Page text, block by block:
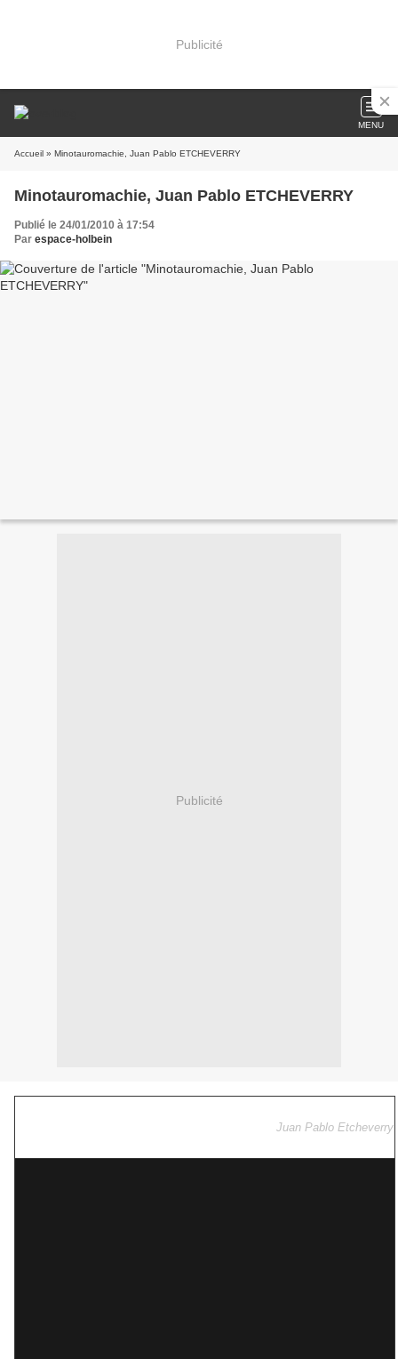
Publicité
MENU
Accueil » Minotauromachie, Juan Pablo ETCHEVERRY
Minotauromachie, Juan Pablo ETCHEVERRY
Publié le 24/01/2010 à 17:54
Par espace-holbein
Publicité
Juan Pablo Etcheverry